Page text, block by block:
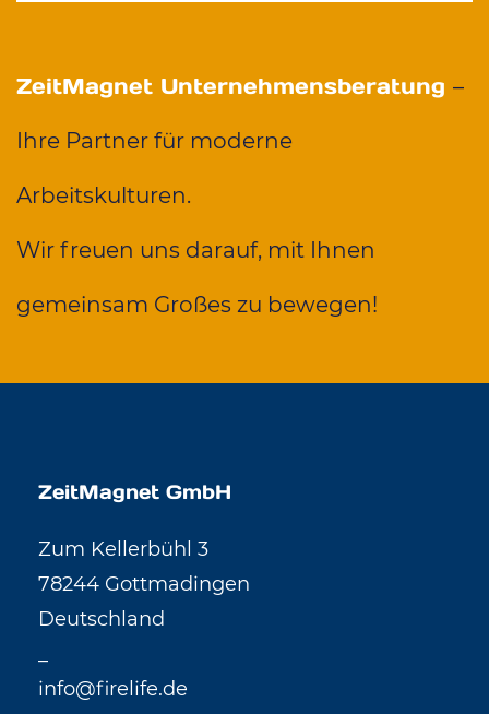
ZeitMagnet Unternehmensberatung –
Ihre Partner für moderne
Arbeitskulturen.
Wir freuen uns darauf, mit Ihnen
gemeinsam Großes zu bewegen!
ZeitMagnet GmbH
Zum Kellerbühl 3
78244 Gottmadingen
Deutschland
info@firelife.de